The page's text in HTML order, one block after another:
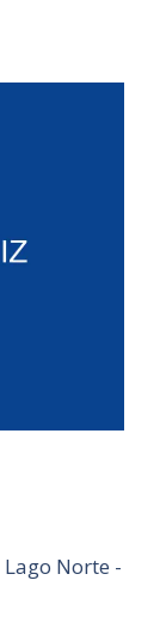
Lago Norte -